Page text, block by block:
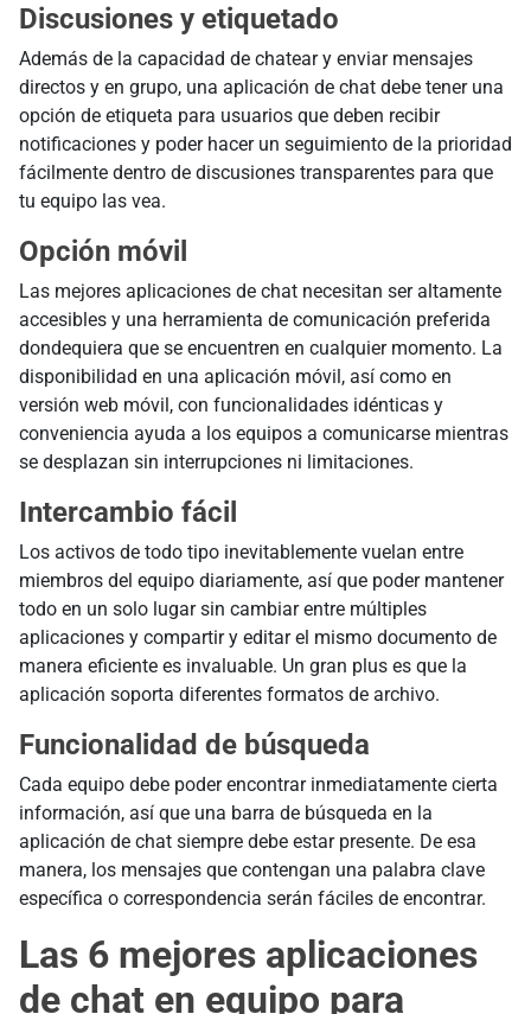
Discusiones y etiquetado
Además de la capacidad de chatear y enviar mensajes
directos y en grupo, una aplicación de chat debe tener una
opción de etiqueta para usuarios que deben recibir
notificaciones y poder hacer un seguimiento de la prioridad
fácilmente dentro de discusiones transparentes para que
tu equipo las vea.
Opción móvil
Las mejores aplicaciones de chat necesitan ser altamente
accesibles y una herramienta de comunicación preferida
dondequiera que se encuentren en cualquier momento. La
disponibilidad en una aplicación móvil, así como en
versión web móvil, con funcionalidades idénticas y
conveniencia ayuda a los equipos a comunicarse mientras
se desplazan sin interrupciones ni limitaciones.
Intercambio fácil
Los activos de todo tipo inevitablemente vuelan entre
miembros del equipo diariamente, así que poder mantener
todo en un solo lugar sin cambiar entre múltiples
aplicaciones y compartir y editar el mismo documento de
manera eficiente es invaluable. Un gran plus es que la
aplicación soporta diferentes formatos de archivo.
Funcionalidad de búsqueda
Cada equipo debe poder encontrar inmediatamente cierta
información, así que una barra de búsqueda en la
aplicación de chat siempre debe estar presente. De esa
manera, los mensajes que contengan una palabra clave
específica o correspondencia serán fáciles de encontrar.
Las 6 mejores aplicaciones
de chat en equipo para